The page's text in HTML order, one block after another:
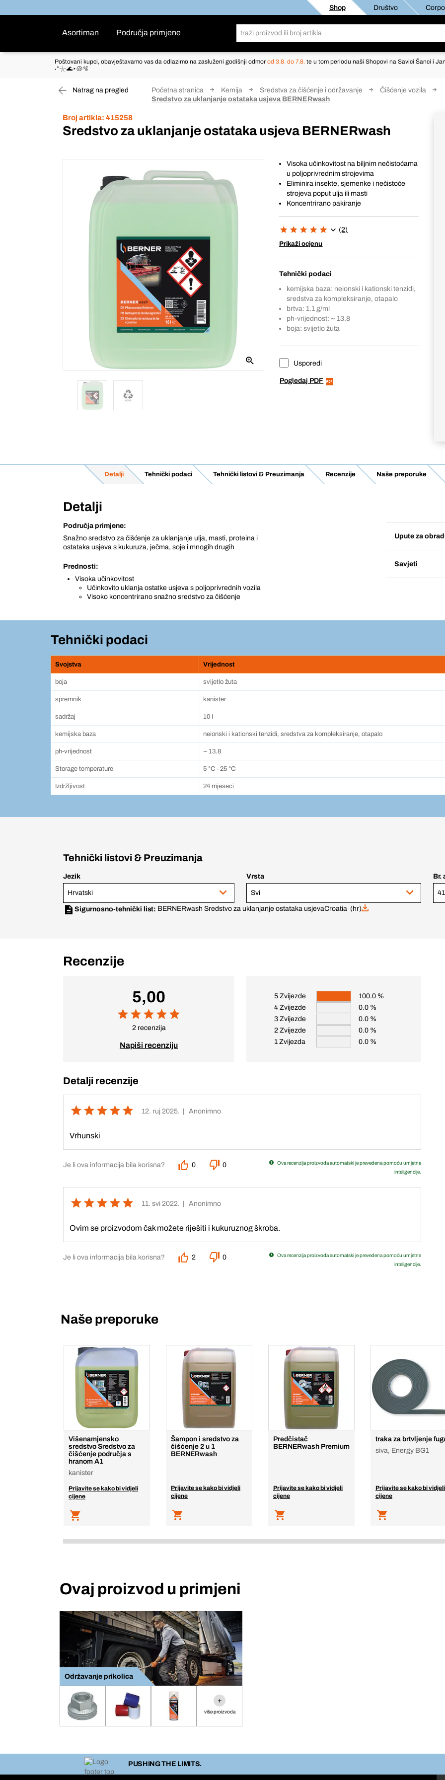
Shop Društvo
Asortiman Područja primjene
Poštovani kupci, obavještavamo vas da odlazimo na zasluženi godišnji odmor od 3.8. do 7.8. te u tom periodu naši Shopovi na Savici Šanci i
˖°𓇼🌊⋆🐚🫧
Natrag na pregled Početna stranica Kemija Sredstva za čišćenje i održavanje
Čišćenje vozila
Sredstvo za uklanjanje ostataka usjeva BERNERwash
Broj artikla: 415258
Sredstvo za uklanjanje ostataka usjeva BERNERwash
Visoka učinkovitost na biljnim nečistoćama
u poljoprivrednim strojevima
Eliminira insekte, sjemenke i nečistoće
strojeva poput ulja ili masti
Koncentrirano pakiranje
(2)
Prikaži ocjenu
Tehnički podaci
kemijska baza: neionski i kationski tenzidi,
sredstva za kompleksiranje, otapalo
brtva: 1.1 g/ml
ph-vrijednost: ~ 13.8
boja: svijetlo žuta
Usporedi
Pogledaj PDF
Detalji Tehnički podaci Tehnički listovi & Preuzimanja Recenzije Naše preporuke
Detalji
Područja primjene:
Snažno sredstvo za čišćenje za uklanjanje ulja, masti, proteina i
ostataka usjeva s kukuruza, ječma, soje i mnogih drugih
Prednosti:
Visoka učinkovitost
Učinkovito uklanja ostatke usjeva s poljoprivrednih vozila
Visoko koncentrirano snažno sredstvo za čišćenje
Upute za
Savjeti
Tehnički podaci
Svojstva Vrijednost
boja svijetlo žuta
spremnik kanister
sadržaj 10 I
kemijska baza neionski i kationski tenzidi, sredstva za kompleksiranje, otapalo
ph-vrijednost ~ 13.8
Storage temperature 5 °C - 25 °C
Izdržljivost 24 mjeseci
Tehnički listovi & Preuzimanja
Jezik
Hrvatski
Vrsta
Svi
Br.
Sigurnosno-tehnički list: BERNERwash Sredstvo za uklanjanje ostataka usjevaCroatia (hr)
Recenzije
5,00
2 recenzija
Napiši recenziju
5 Zvijezde
100.0 %
4 Zvijezde
0.0 %
3 Zvijezde
0.0 %
2 Zvijezde
0.0 %
1 Zvijezda
0.0 %
Detalji recenzije
12. ruj 2025. | Anonimno
Vrhunski
Je li ova informacija bila korisna? 0 0
Ova recenzija proizvoda automatski je prevedena pomoću umjetne
inteligencije.
11. svi 2022. | Anonimno
Ovim se proizvodom čak možete riješiti i kukuruznog škroba.
Je li ova informacija bila korisna? 2 0
Ova recenzija proizvoda automatski je prevedena pomoću umjetne
inteligencije.
Naše preporuke
Višenamjensko
sredstvo Sredstvo za
čišćenje područja s
hranom A1
kanister
Prijavite se kako bi vidjeli
cijene
Šampon i sredstvo za
čišćenje 2 u 1
BERNERwash
Prijavite se kako bi vidjeli
cijene
Predčistač
BERNERwash Premium
Prijavite se kako bi vidjeli
cijene
traka za brtvljenje
siva, Energy BG1
Prijavite se kako bi vidjeli
cijene
Ovaj proizvod u primjeni
Održavanje prikolica
+
više proizvoda
PUSHING THE LIMITS.